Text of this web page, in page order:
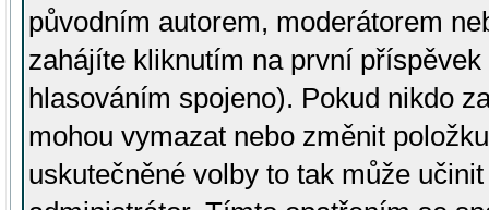
původním autorem, moderátorem
zahájíte kliknutím na první
hlasováním spojeno). Pokud nikdo
mohou vymazat nebo změnit
uskutečněné volby to tak může